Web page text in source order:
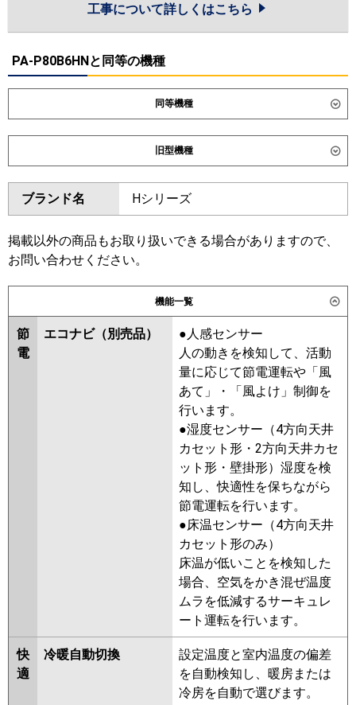
工事について詳しくはこちら
PA-P80B6HNと同等の機種
同等機種
ダイキン SZRV80CT SDRV80BB
東芝 GFHA08011BU GFSA08013BU
三菱電機 PSZ-HRMP80K6
日立 RPV-GP80RHN3 RPV-GP80RSH6
三菱重工 FDFV806H5SB
PA-P80B7HC
旧型機種
ダイキン SZRV80BZT SZRV80BYT
SZRV80BJT
SZRV80BFT SZRV80BCT
東芝 RFHA08031BU RFSA08033BU
RFSA08033B ALHA08054B
ALHA08054B-R
AFHA08064B ALEA08057B
ALSA08057B AFEA08067B
AFSA08067B
PSZ-HRMP80K5
PSZ-ERMP80K5
PSZ-HRMP80K4
PSZ-ERMP80K4
PSZ-HRMP80K3
PSZ-ERMP80K3
PSZ-HRMP80K2 PSZ-ERMP80K2
PSZ-HRMP80KZ PSZ-ERMP80KZ
PSZ-HRMP80KY PSZ-ERMP80KY
PSZ-HRMP80KV PSZ-ERMP80KV
PSZ-ERMP80KR
RPV-GP80RHN2 RPV-GP80RSH5
RPV-GP80RHN1 RPV-GP80RSH4
RPV-GP80RSH3 RPV-GP80RHN
RPV-GP80RSH2 RPV-AP80HN4
RPV-GP80RSH1 RPV-GP80RSH
三菱重工 FDFV805HB5SB FDFV805HB5SA
FDFK805H5SA FDFV805H5SA
ブランド名 Hシリーズ
掲載以外の商品もお取り扱いできる場合がありますので、
お問い合わせください。
機能一覧
節
電
エコナビ（別売品）
●人感センサー
人の動きを検知して、活動
量に応じて節電運転や「風
あて」・「風よけ」制御を
行います。
●湿度センサー（4方向天井
カセット形・2方向天井カセ
ット形・壁掛形）湿度を検
知し、快適性を保ちながら
節電運転を行います。
●床温センサー（4方向天井
カセット形のみ）
床温が低いことを検知した
場合、空気をかき混ぜ温度
ムラを低減するサーキュレ
ート運転を行います。
快
適
冷暖自動切換
設定温度と室内温度の偏差
を自動検知し、暖房または
冷房を自動で選びます。